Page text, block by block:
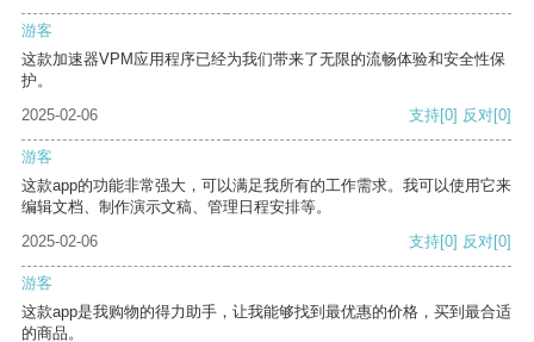
游客
这款加速器VPM应用程序已经为我们带来了无限的流畅体验和安全性保
护。
2025-02-06
支持[0] 反对[0]
游客
这款app的功能非常强大，可以满足我所有的工作需求。我可以使用它来
编辑文档、制作演示文稿、管理日程安排等。
2025-02-06
支持[0] 反对[0]
游客
这款app是我购物的得力助手，让我能够找到最优惠的价格，买到最合适
的商品。